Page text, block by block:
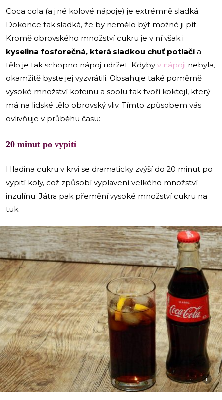
Coca cola (a jiné kolové nápoje) je extrémně sladká.
Dokonce tak sladká, že by nemělo být možné ji pít.
Kromě obrovského množství cukru je v ní však i
kyselina fosforečná, která sladkou chuť potlačía
tělo je tak schopno nápoj udržet. Kdyby v nápoji nebyla,
okamžitě byste jej vyzvrátili. Obsahuje také poměrně
vysoké množství kofeinu a spolu tak tvoří koktejl, který
má na lidské tělo obrovský vliv. Tímto způsobem vás
ovlivňuje v průběhu času:
20 minut po vypití
Hladina cukru v krvi se dramaticky zvýší do 20 minut po
vypití koly, což způsobí vyplavení velkého množství
inzulínu. Játra pak přemění vysoké množství cukru na
tuk.
i